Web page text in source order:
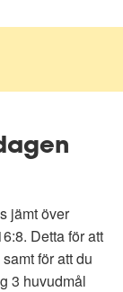
jämt över
Detta för att
för att du
3 huvudmål